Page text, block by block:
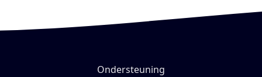
Ondersteuning